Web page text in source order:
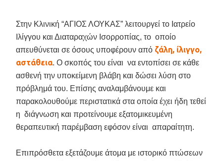
Στην Κλινική “ΑΓΙΟΣ ΛΟΥΚΑΣ” λειτουργεί το Ιατρείο
Ιλίγγου και Διαταραχών Ισορροπίας, το οποίο
απευθύνεται σε όσους υποφέρουν από ζάλη, ίλιγγο,
αστάθεια. Ο σκοπός του είναι να εντοπίσει σε κάθε
ασθενή την υποκείμενη βλάβη και δώσει λύση στο
πρόβλημά του. Επίσης αναλαμβάνουμε και
παρακολουθούμε περιστατικά στα οποία έχει ήδη τεθεί
η διάγνωση και προτείνουμε εξατομικευμένη
θεραπευτική παρέμβαση εφόσον είναι απαραίτητη.
Επιπρόσθετα εξετάζουμε άτομα με ιστορικό πτώσεων